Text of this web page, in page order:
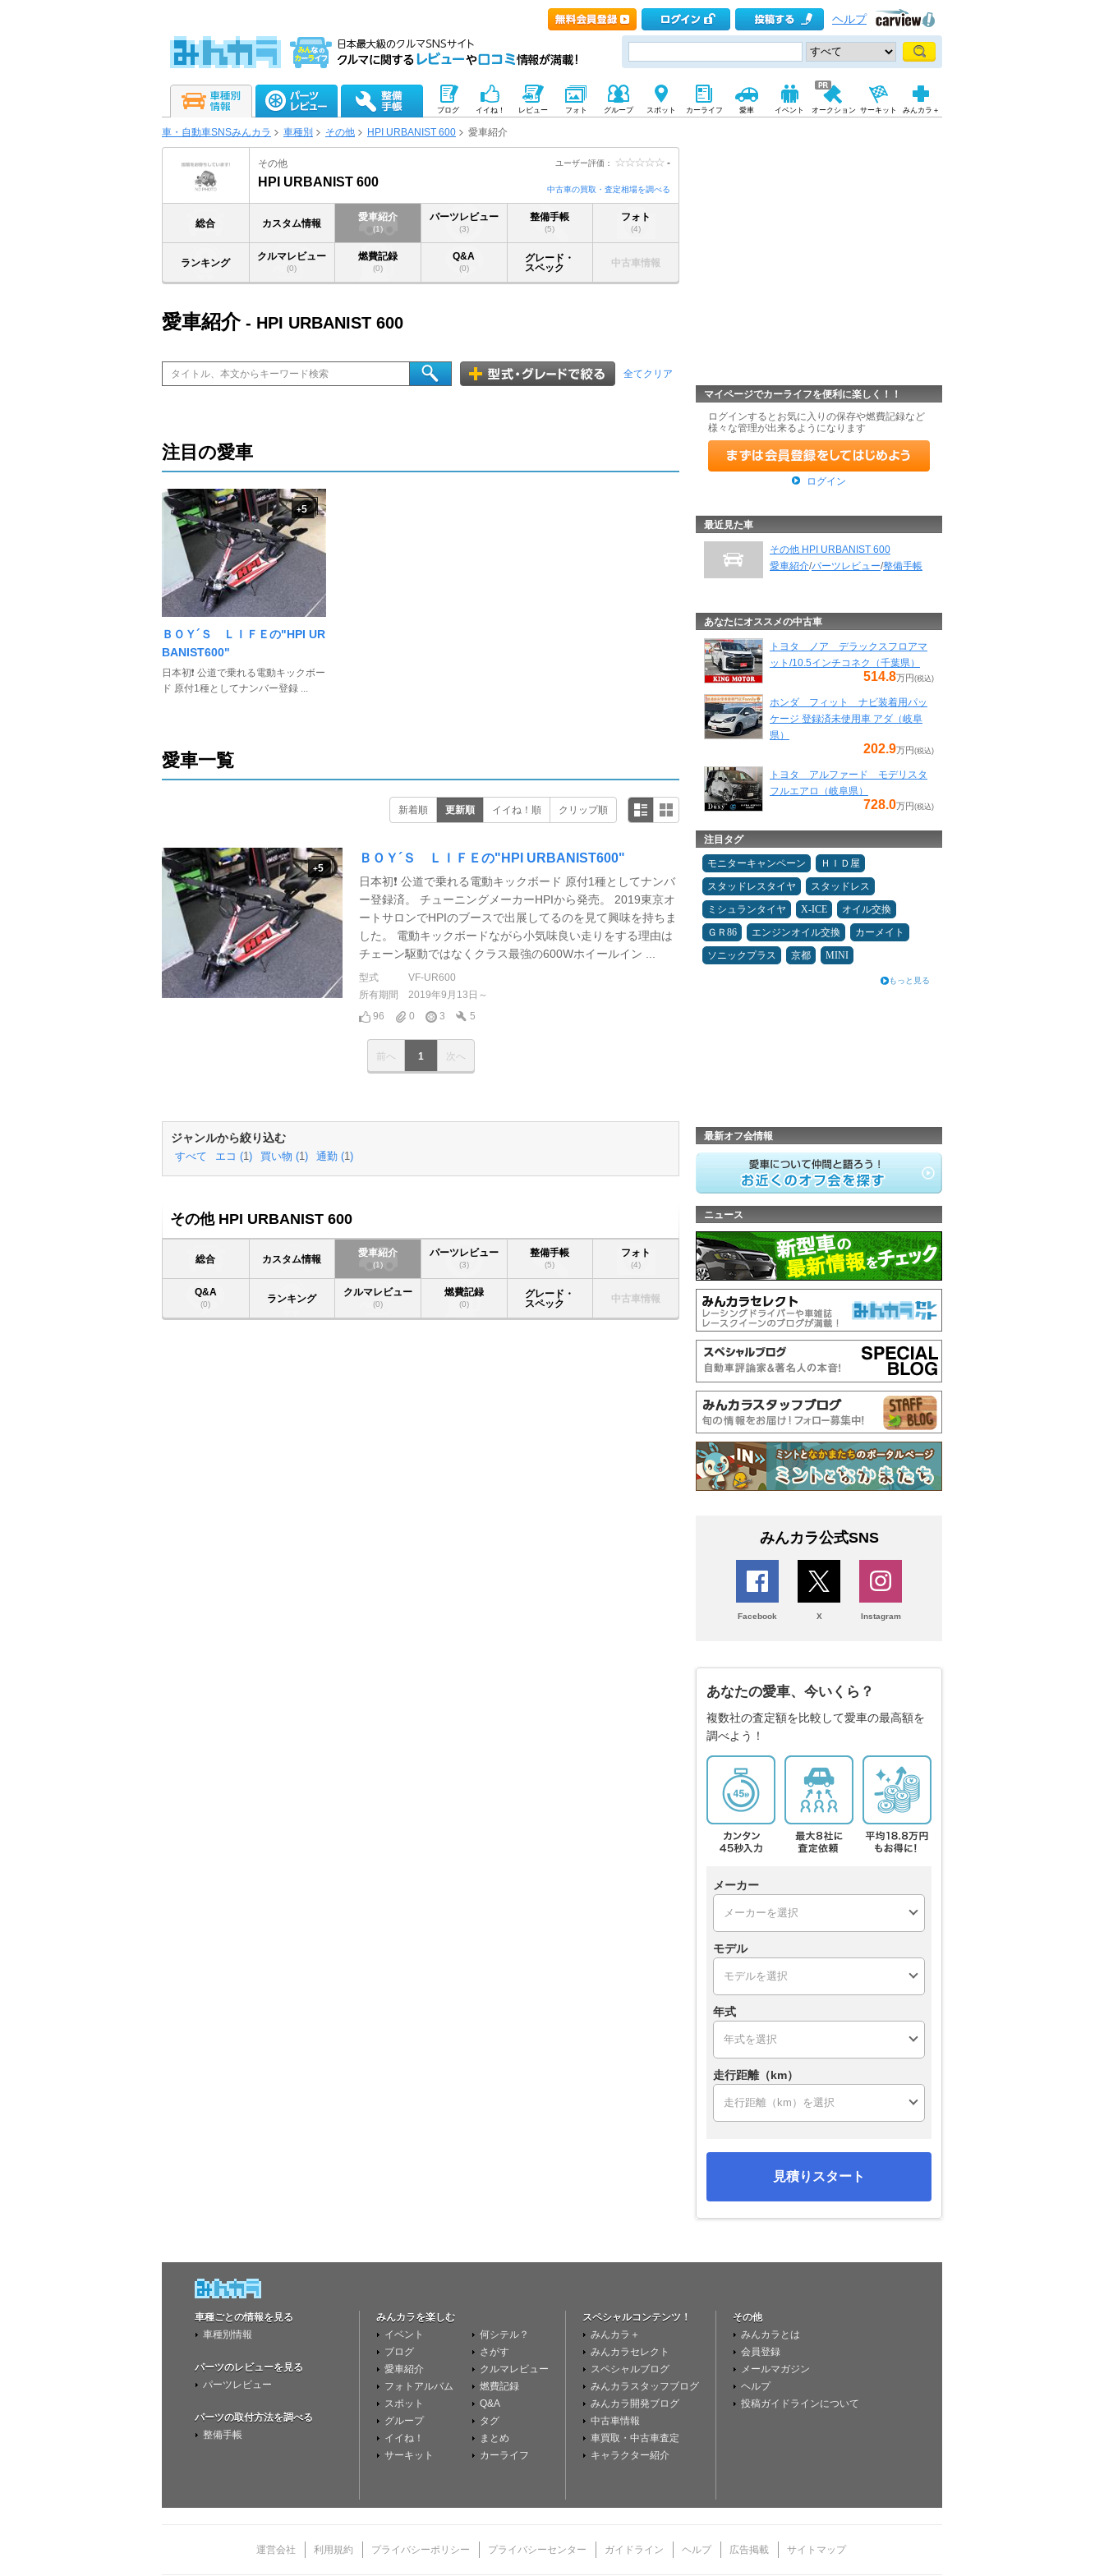
ヘルプ
ブログ イイね！ レビュー フォト グループ スポット カーライフ 愛車 イベント オークション サーキット みんカラ＋
車・自動車SNSみんカラ 車種別 その他 HPI URBANIST 600 愛車紹介
ユーザー評価： -
その他
HPI URBANIST 600
中古車の買取・査定相場を調べる
総合 カスタム情報
愛車紹介
(1)
パーツレビュー
(3)
整備手帳
(5)
フォト
(4)
ランキング
クルマレビュー
(0)
燃費記録
(0)
Q&A
(0)
グレード・
スペック
中古車情報
愛車紹介- HPI URBANIST 600
全てクリア
注目の愛車
+5
ＢＯＹ´Ｓ ＬＩＦＥの"HPI UR
BANIST600"
日本初❗️ 公道で乗れる電動キックボー
ド 原付1種としてナンバー登録 ...
愛車一覧
新着順 更新順 イイね！順 クリップ順
+5
ＢＯＹ´Ｓ ＬＩＦＥの"HPI URBANIST600"
日本初❗️ 公道で乗れる電動キックボード 原付1種としてナンバ
ー登録済。 チューニングメーカーHPIから発売。 2019東京オ
ートサロンでHPIのブースで出展してるのを見て興味を持ちま
した。 電動キックボードながら小気味良い走りをする理由は
チェーン駆動ではなくクラス最強の600Wホイールイン ...
型式
VF-UR600
所有期間
2019年9月13日～
96
0 3 5
前へ 1 次へ
ジャンルから絞り込む
すべて エコ (1) 買い物 (1) 通勤 (1)
その他 HPI URBANIST 600
総合 カスタム情報
愛車紹介
(1)
パーツレビュー
(3)
整備手帳
(5)
フォト
(4)
Q&A
(0) ランキング
クルマレビュー
(0)
燃費記録
(0)
グレード・
スペック
中古車情報
マイページでカーライフを便利に楽しく！！
ログインするとお気に入りの保存や燃費記録など
様々な管理が出来るようになります
ログイン
最近見た車
その他 HPI URBANIST 600
愛車紹介/パーツレビュー/整備手帳
あなたにオススメの中古車
トヨタ ノア デラックスフロアマ
ット/10.5インチコネク（千葉県）
514.8万円 (税込)
ホンダ フィット ナビ装着用パッ
ケージ 登録済未使用車 アダ（岐阜
県）
202.9万円 (税込)
トヨタ アルファード モデリスタ
フルエアロ（岐阜県）
728.0万円 (税込)
注目タグ
モニターキャンペーン
ＨＩＤ屋
スタッドレスタイヤ
スタッドレス
ミシュランタイヤ
X-ICE
オイル交換
ＧＲ86
エンジンオイル交換
カーメイト
ソニックプラス
京都 MINI
もっと見る
最新オフ会情報
ニュース
みんカラ公式SNS
Facebook X Instagram
あなたの愛車、今いくら？
複数社の査定額を比較して愛車の最高額を
調べよう！
メーカー
モデル
年式
走行距離（km）
見積りスタート
車種ごとの情報を見る
車種別情報
パーツのレビューを見る
パーツレビュー
パーツの取付方法を調べる
整備手帳
みんカラを楽しむ
イベント
ブログ
愛車紹介
フォトアルバム
スポット
グループ
イイね！
サーキット
何シテル？
さがす
クルマレビュー
燃費記録
Q&A
タグ
まとめ
カーライフ
スペシャルコンテンツ！
みんカラ＋
みんカラセレクト
スペシャルブログ
みんカラスタッフブログ
みんカラ開発ブログ
中古車情報
車買取・中古車査定
キャラクター紹介
その他
みんカラとは
会員登録
メールマガジン
ヘルプ
投稿ガイドラインについて
運営会社 利用規約 プライバシーポリシー プライバシーセンター ガイドライン ヘルプ 広告掲載 サイトマップ